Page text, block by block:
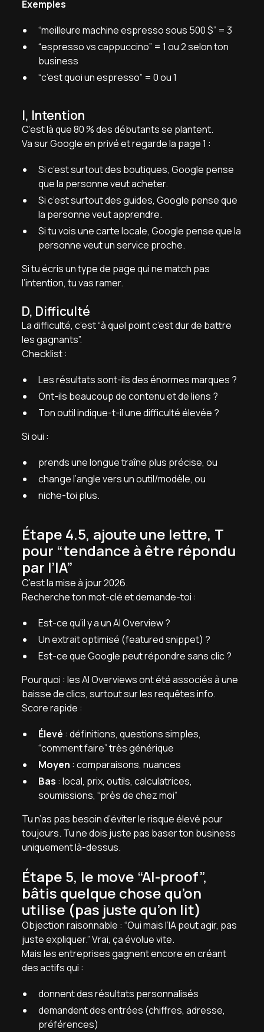
Exemples
“meilleure machine espresso sous 500 $” = 3
“espresso vs cappuccino” = 1 ou 2 selon ton
business
“c’est quoi un espresso” = 0 ou 1
I, Intention
C’est là que 80 % des débutants se plantent.
Va sur Google en privé et regarde la page 1 :
Si c’est surtout des boutiques, Google pense
que la personne veut acheter.
Si c’est surtout des guides, Google pense que
la personne veut apprendre.
Si tu vois une carte locale, Google pense que la
personne veut un service proche.
Si tu écris un type de page qui ne match pas
l’intention, tu vas ramer.
D, Difficulté
La difficulté, c’est “à quel point c’est dur de battre
les gagnants”.
Checklist :
Les résultats sont-ils des énormes marques ?
Ont-ils beaucoup de contenu et de liens ?
Ton outil indique-t-il une difficulté élevée ?
Si oui :
prends une longue traîne plus précise, ou
change l’angle vers un outil/modèle, ou
niche-toi plus.
Étape 4.5, ajoute une lettre, T
pour “tendance à être répondu
par l’IA”
C’est la mise à jour 2026.
Recherche ton mot-clé et demande-toi :
Est-ce qu’il y a un AI Overview ?
Un extrait optimisé (featured snippet) ?
Est-ce que Google peut répondre sans clic ?
Pourquoi : les AI Overviews ont été associés à une
baisse de clics, surtout sur les requêtes info.
Score rapide :
Élevé : définitions, questions simples,
“comment faire” très générique
Moyen : comparaisons, nuances
Bas : local, prix, outils, calculatrices,
soumissions, “près de chez moi”
Tu n’as pas besoin d’éviter le risque élevé pour
toujours. Tu ne dois juste pas baser ton business
uniquement là-dessus.
Étape 5, le move “AI-proof”,
bâtis quelque chose qu’on
utilise (pas juste qu’on lit)
Objection raisonnable : “Oui mais l’IA peut agir, pas
juste expliquer.” Vrai, ça évolue vite.
Mais les entreprises gagnent encore en créant
des actifs qui :
donnent des résultats personnalisés
demandent des entrées (chiffres, adresse,
préférences)